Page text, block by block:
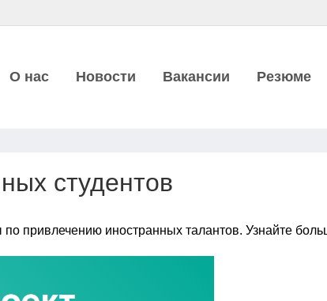
О нас Новости Вакансии Резюме
студентов
привлечению иностранных талантов. Узнайте